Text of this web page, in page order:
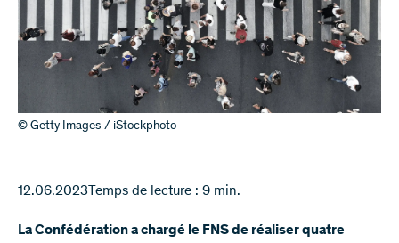
© Getty Images / iStockphoto
12.06.2023 Temps de lecture : 9 min.
La Confédération a chargé le FNS de réaliser quatre